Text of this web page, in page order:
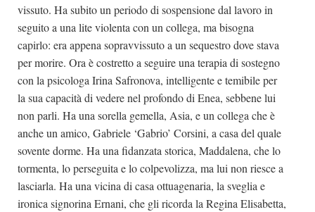
vissuto. Ha subito un periodo di sospensione dal lavoro in
seguito a una lite violenta con un collega, ma bisogna
capirlo: era appena sopravvissuto a un sequestro dove stava
per morire. Ora è costretto a seguire una terapia di sostegno
con la psicologa Irina Safronova, intelligente e temibile per
la sua capacità di vedere nel profondo di Enea, sebbene lui
non parli. Ha una sorella gemella, Asia, e un collega che è
anche un amico, Gabriele ‘Gabrio’ Corsini, a casa del quale
sovente dorme. Ha una fidanzata storica, Maddalena, che lo
tormenta, lo perseguita e lo colpevolizza, ma lui non riesce a
lasciarla. Ha una vicina di casa ottuagenaria, la sveglia e
ironica signorina Ernani, che gli ricorda la Regina Elisabetta,